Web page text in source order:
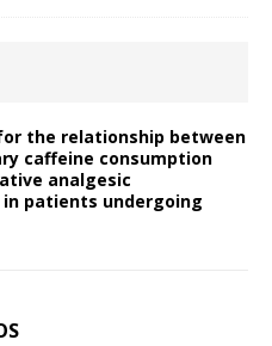
the relationship between
caffeine consumption
analgesic
patients undergoing